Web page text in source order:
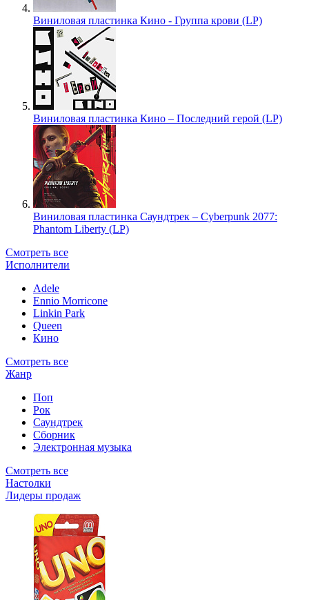
Виниловая пластинка Кино - Группа крови (LP)
Виниловая пластинка Кино – Последний герой (LP)
Виниловая пластинка Саундтрек – Cyberpunk 2077:
Phantom Liberty (LP)
Смотреть все
Исполнители
Adele
Ennio Morricone
Linkin Park
Queen
Кино
Смотреть все
Жанр
Поп
Рок
Саундтрек
Сборник
Электронная музыка
Смотреть все
Настолки
Лидеры продаж